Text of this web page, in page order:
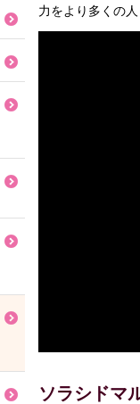
力をより多くの
ソラシドマ